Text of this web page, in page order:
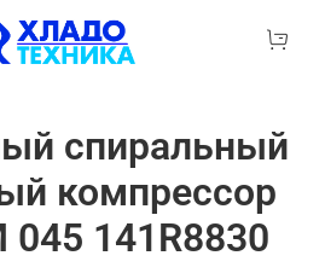
спиральный
компрессор
045 141R8830